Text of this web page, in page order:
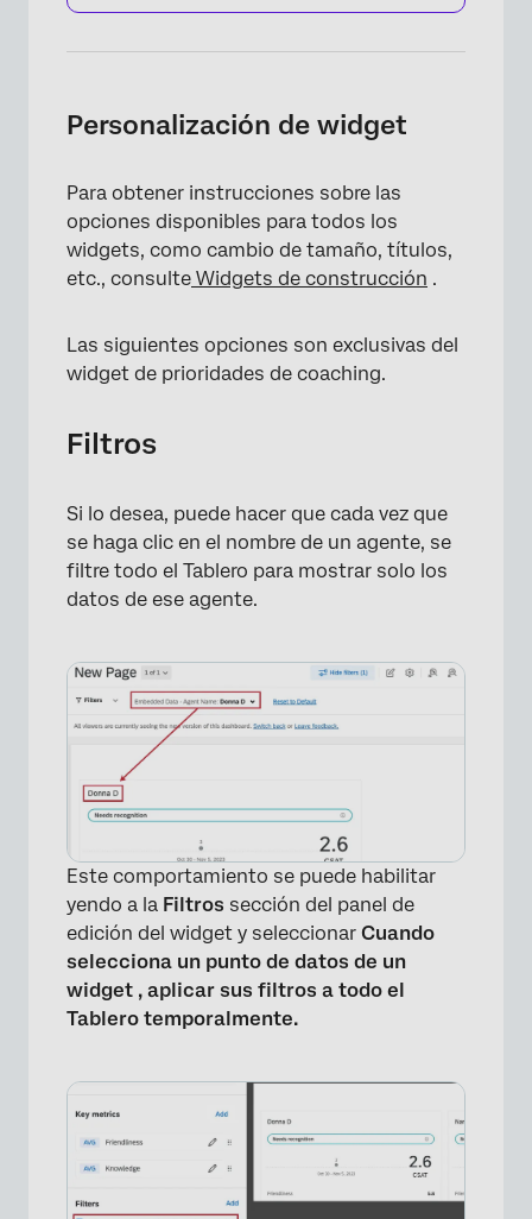
Personalización de widget
Para obtener instrucciones sobre las
opciones disponibles para todos los
widgets, como cambio de tamaño, títulos,
etc., consulte Widgets de construcción .
Las siguientes opciones son exclusivas del
widget de prioridades de coaching.
Filtros
Si lo desea, puede hacer que cada vez que
se haga clic en el nombre de un agente, se
filtre todo el Tablero para mostrar solo los
datos de ese agente.
Este comportamiento se puede habilitar
yendo a la Filtros sección del panel de
edición del widget y seleccionar Cuando
selecciona un punto de datos de un
widget , aplicar sus filtros a todo el
Tablero temporalmente.